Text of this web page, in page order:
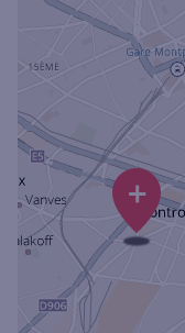
Ville / Code
Rue
+